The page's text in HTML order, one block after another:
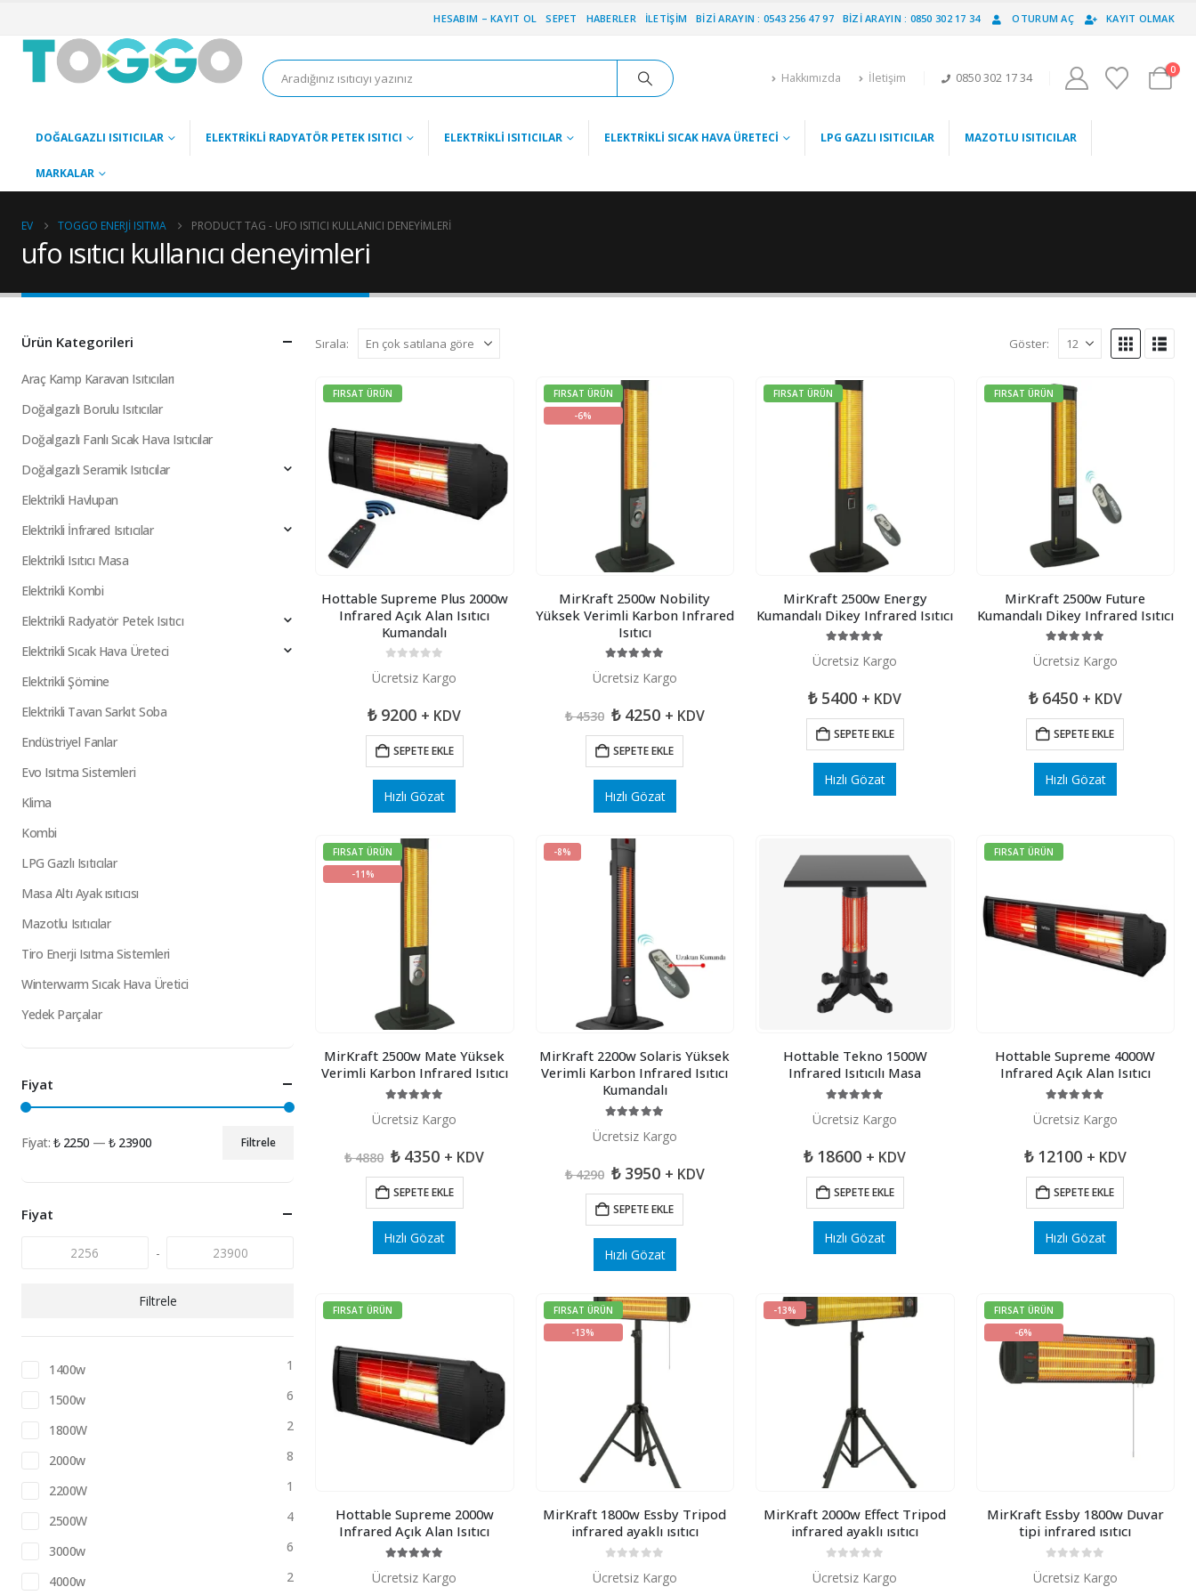
HESABIM – KAYIT OL SEPET HABERLER İLETIŞIM BIZI ARAYIN : 0543 256 47 97 BIZI ARAYIN : 0850 302 17 34 OTURUM AÇ KAYIT OLMAK
Hakkımızda İletişim 0850 302 17 34
0
DOĞALGAZLI ISITICILAR ELEKTRIKLI RADYATÖR PETEK ISITICI ELEKTRIKLI ISITICILAR ELEKTRIKLI SICAK HAVA ÜRETECI LPG GAZLI ISITICILAR MAZOTLU ISITICILAR
MARKALAR
EV TOGGO ENERJI ISITMA PRODUCT TAG - UFO ISITICI KULLANICI DENEYIMLERI
ufo ısıtıcı kullanıcı deneyimleri
Sırala: Göster:
FIRSAT ÜRÜN
Hottable Supreme Plus 2000w
Infrared Açık Alan Isıtıcı
Kumandalı
Ücretsiz Kargo
₺9200 + KDV
SEPETE EKLE
Hızlı Gözat
FIRSAT ÜRÜN
-6%
MirKraft 2500w Nobility
Yüksek Verimli Karbon Infrared
Isıtıcı
Ücretsiz Kargo
₺4530 Orijinal
₺ 4530.
₺4250Şu
fiyat:
₺ 4250.
+ KDV
SEPETE EKLE
Hızlı Gözat
FIRSAT ÜRÜN
MirKraft 2500w Energy
Kumandalı Dikey Infrared Isıtıcı
Ücretsiz Kargo
₺5400 + KDV
SEPETE EKLE
Hızlı Gözat
FIRSAT ÜRÜN
MirKraft 2500w Future
Kumandalı Dikey Infrared Isıtıcı
Ücretsiz Kargo
₺6450 + KDV
SEPETE EKLE
Hızlı Gözat
FIRSAT ÜRÜN
-11%
MirKraft 2500w Mate Yüksek
Verimli Karbon Infrared Isıtıcı
Ücretsiz Kargo
₺4880 Orijinal
₺ 4880.
₺4350Şu
fiyat:
₺ 4350.
+ KDV
SEPETE EKLE
Hızlı Gözat
-8%
MirKraft 2200w Solaris Yüksek
Verimli Karbon Infrared Isıtıcı
Kumandalı
Ücretsiz Kargo
₺4290 Orijinal
₺ 4290.
₺3950Şu
fiyat:
₺ 3950.
+ KDV
SEPETE EKLE
Hızlı Gözat
Hottable Tekno 1500W
Infrared Isıtıcılı Masa
Ücretsiz Kargo
₺18600 + KDV
SEPETE EKLE
Hızlı Gözat
FIRSAT ÜRÜN
Hottable Supreme 4000W
Infrared Açık Alan Isıtıcı
Ücretsiz Kargo
₺12100 + KDV
SEPETE EKLE
Hızlı Gözat
FIRSAT ÜRÜN
Hottable Supreme 2000w
Infrared Açık Alan Isıtıcı
Ücretsiz Kargo
FIRSAT ÜRÜN
-13%
MirKraft 1800w Essby Tripod
infrared ayaklı ısıtıcı
Ücretsiz Kargo
-13%
MirKraft 2000w Effect Tripod
infrared ayaklı ısıtıcı
Ücretsiz Kargo
FIRSAT ÜRÜN
-6%
MirKraft Essby 1800w Duvar
tipi infrared ısıtıcı
Ücretsiz Kargo
Ürün Kategorileri
Araç Kamp Karavan Isıtıcıları
Doğalgazlı Borulu Isıtıcılar
Doğalgazlı Fanlı Sıcak Hava Isıtıcılar
Doğalgazlı Seramik Isıtıcılar
Elektrikli Havlupan
Elektrikli İnfrared Isıtıcılar
Elektrikli Isıtıcı Masa
Elektrikli Kombi
Elektrikli Radyatör Petek Isıtıcı
Elektrikli Sıcak Hava Üreteci
Elektrikli Şömine
Elektrikli Tavan Sarkıt Soba
Endüstriyel Fanlar
Evo Isıtma Sistemleri
Klima
Kombi
LPG Gazlı Isıtıcılar
Masa Altı Ayak ısıtıcısı
Mazotlu Isıtıcılar
Tiro Enerji Isıtma Sistemleri
Winterwarm Sıcak Hava Üretici
Yedek Parçalar
Fiyat
En
düşük
En
yüksek
Filtrele
Fiyat: ₺ 2250 —₺ 23900
Fiyat
-
Filtrele
1400w 1
1500w 6
1800W 2
2000w 8
2200W 1
2500W 4
3000w 6
4000w 2